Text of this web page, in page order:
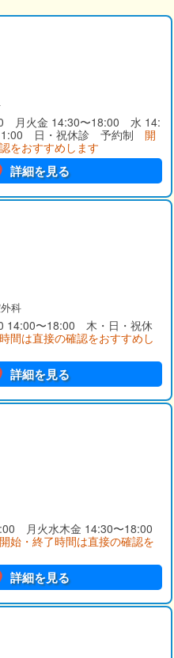
月火金 14:30〜18:00 水 14:
日・祝休診 予約制 開
をおすすめします
詳細を見る
科
14:00〜18:00 木・日・祝休
間は直接の確認をおすすめし
詳細を見る
月火水木金 14:30〜18:00
開始・終了時間は直接の確認を
詳細を見る